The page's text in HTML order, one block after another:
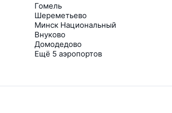
Гомель
Шереметьево
Минск Национальный
Внуково
Домодедово
Ещё 5 аэропортов